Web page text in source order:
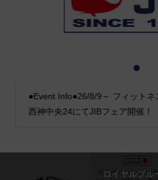
●Event Info●26/8/9～ フィット
西神中央24にてJIBフェア開催！
2
ロイヤルブル